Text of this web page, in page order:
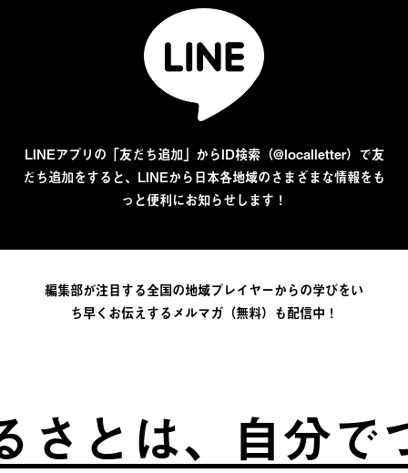
LINEアプリの「友だち追加」からID検索（@localletter）で友
だち追加をすると、LINEから日本各地域のさまざまな情報をも
っと便利にお知らせします！
編集部が注目する全国の地域プレイヤーからの学びをい
ち早くお伝えするメルマガ（無料）も配信中！
、自分でつくる